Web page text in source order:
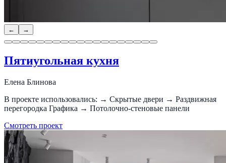
← →
Пятиугольная кухня
Елена Блинова
В проекте использовались: → Скрытые двери → Раздвижная
перегородка Графика → Потолочно-стеновые панели
Смотреть проект